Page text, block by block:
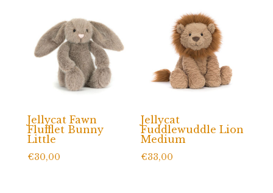
Jellycat Fawn
Flufflet Bunny
Little
€30,00
Jellycat
Fuddlewuddle Lion
Medium
€33,00